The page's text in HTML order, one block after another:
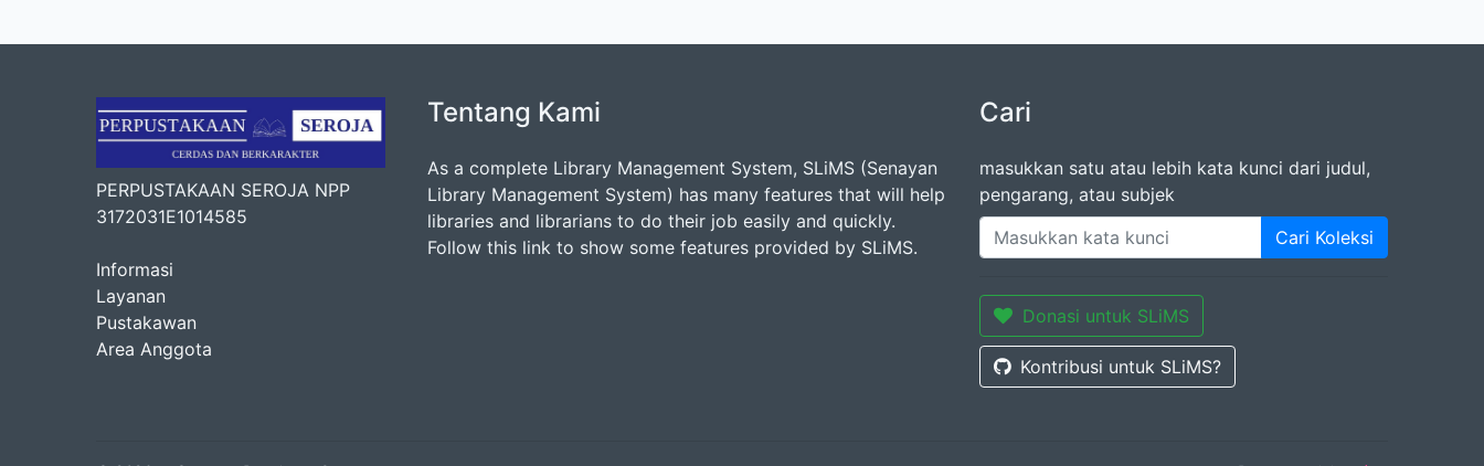
PERPUSTAKAAN SEROJA NPP
3172031E1014585
Informasi
Layanan
Pustakawan
Area Anggota
Tentang Kami
As a complete Library Management System, SLiMS (Senayan
Library Management System) has many features that will help
libraries and librarians to do their job easily and quickly.
Follow this link to show some features provided by SLiMS.
Cari
masukkan satu atau lebih kata kunci dari judul,
pengarang, atau subjek
Cari Koleksi
Donasi untuk SLiMS
Kontribusi untuk SLiMS?